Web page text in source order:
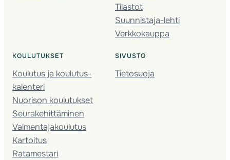
Tilastot
Suunnistaja-lehti
Verkkokauppa
KOULUTUKSET
Koulutus ja koulutus­
kalenteri
Nuorison koulutukset
Seura­kehittäminen
Valmentaja­koulutus
Kartoitus
Ratamestari
SIVUSTO
Tietosuoja